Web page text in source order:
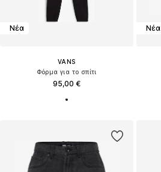
Νέα
VANS
Φόρμα για το σπίτι
95,00 €
Νέα